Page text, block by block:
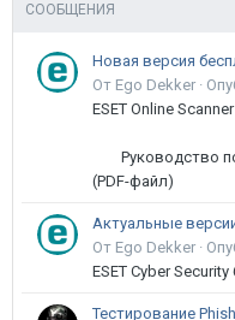
СООБЩЕНИЯ
От Ego Dekker ·
ESET Online
Руководство
(PDF-файл)
Актуальные
От Ego Dekker ·
ESET Cyber